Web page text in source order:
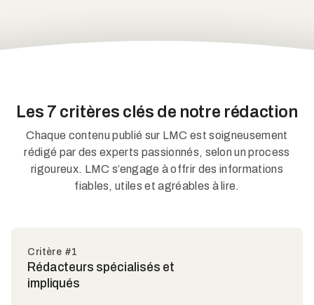
Les 7 critères clés de notre rédaction
Chaque contenu publié sur LMC est soigneusement
rédigé par des experts passionnés, selon un process
rigoureux. LMC s’engage à offrir des informations
fiables, utiles et agréables à lire.
Critère #1
Rédacteurs spécialisés et
impliqués